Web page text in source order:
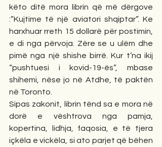
këto ditë mora librin që më dërgove
:”Kujtime të një aviatori shqiptar”. Ke
harxhuar rreth 15 dollarë për postimin,
e di nga përvoja. Zëre se u ulëm dhe
pimë nga një shishe birrë. Kur t’na ikij
“pushtuesi i kovid-19-ës”, mbase
shihemi, nëse jo në Atdhe, të paktën
në Toronto.
Sipas zakonit, librin tënd sa e mora në
dorë e vështrova nga pamja,
kopertina, lidhja, faqosia, e të tjera
içkëla e vickëla, si ato parjet që bëhen